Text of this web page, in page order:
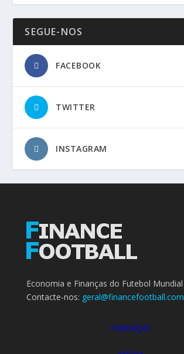
SEGUE-NOS
FACEBOOK
TWITTER
INSTAGRAM
Economia e Finanças do Futebol Mundial
Contacte-nos: geral@financefootball.com
FINANÇAS